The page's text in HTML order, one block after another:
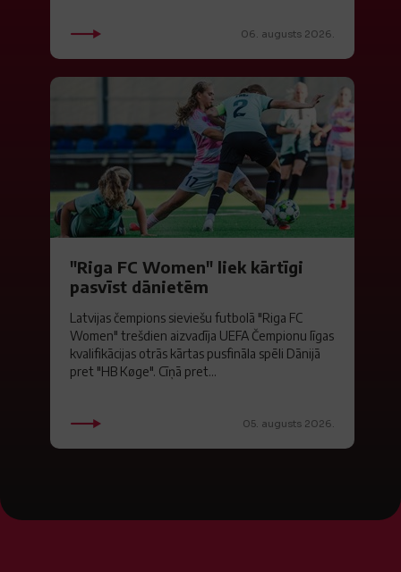
06. augusts 2026.
"Riga FC Women" liek kārtīgi
pasvīst dānietēm
Latvijas čempions sieviešu futbolā "Riga FC
Women" trešdien aizvadīja UEFA Čempionu līgas
kvalifikācijas otrās kārtas pusfināla spēli Dānijā
pret "HB Køge". Cīņā pret...
05. augusts 2026.